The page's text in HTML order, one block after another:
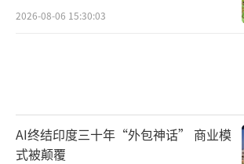
2026-08-06 15:30:03
AI终结印度三十年“外包神话” 商业模
式被颠覆